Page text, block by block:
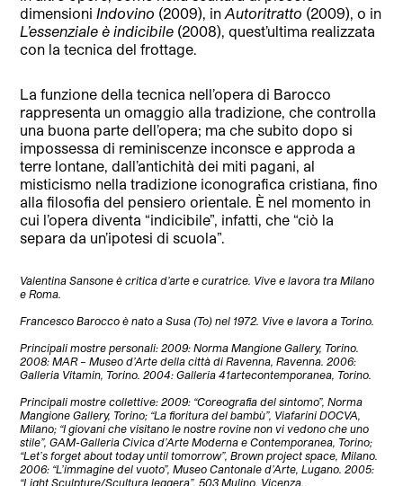
dimensioniIndovino (2009), inAutoritratto (2009), o in
L’essenziale è indicibile (2008), quest’ultima realizzata
con la tecnica del frottage.
La funzione della tecnica nell’opera di Barocco
rappresenta un omaggio alla tradizione, che controlla
una buona parte dell’opera; ma che subito dopo si
impossessa di reminiscenze inconsce e approda a
terre lontane, dall’antichità dei miti pagani, al
misticismo nella tradizione iconografica cristiana, fino
alla filosofia del pensiero orientale. È nel momento in
cui l’opera diventa “indicibile”, infatti, che “ciò la
separa da un’ipotesi di scuola”.
Valentina Sansone è critica d’arte e curatrice. Vive e lavora tra Milano
e Roma.
Francesco Barocco è nato a Susa (To) nel 1972. Vive e lavora a Torino.
Principali mostre personali: 2009: Norma Mangione Gallery, Torino.
2008: MAR – Museo d’Arte della città di Ravenna, Ravenna. 2006:
Galleria Vitamin, Torino. 2004: Galleria 41artecontemporanea, Torino.
Principali mostre collettive: 2009: “Coreografia del sintomo”, Norma
Mangione Gallery, Torino; “La fioritura del bambù”, Viafarini DOCVA,
Milano; “I giovani che visitano le nostre rovine non vi vedono che uno
stile”, GAM-Galleria Civica d’Arte Moderna e Contemporanea, Torino;
“Let’s forget about today until tomorrow”, Brown project space, Milano.
2006: “L’immagine del vuoto”, Museo Cantonale d’Arte, Lugano. 2005:
“Light Sculpture/Scultura leggera”, 503 Mulino, Vicenza.